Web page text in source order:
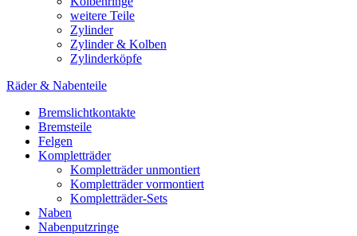
weitere Teile
Zylinder
Zylinder & Kolben
Zylinderköpfe
Räder & Nabenteile
Bremslichtkontakte
Bremsteile
Felgen
Kompletträder
Kompletträder unmontiert
Kompletträder vormontiert
Kompletträder-Sets
Naben
Nabenputzringe